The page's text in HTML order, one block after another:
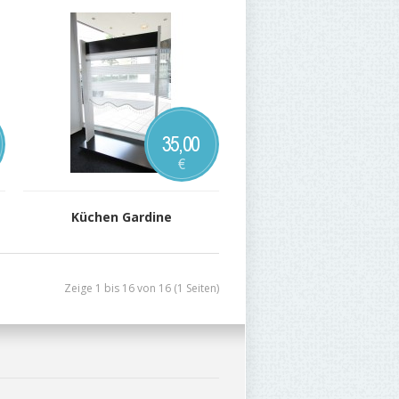
Küchen Gardine
35,00
€
Zeige 1 bis 16 von 16 (1 Seiten)